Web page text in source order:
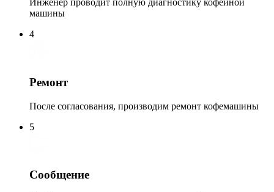
Инженер проводит полную диагностику кофейной
машины
4
Ремонт
После согласования, производим ремонт кофемашины
5
Сообщение